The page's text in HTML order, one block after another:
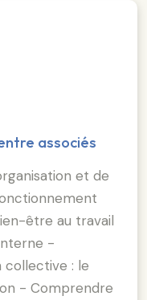
associés
et de
être au travail
-
collective : le
- Comprendre